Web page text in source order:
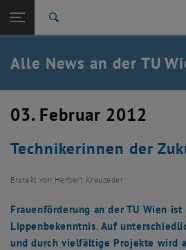
TU Login
Quicklinks
Quicklinks-Menü umschalten
Studium
Karriere
Zurück: Subseiten von TU Wien
Zurück zur letzten Ebene:
TU Wien Startseite
Übersicht
Alle News an der TU
03. Februar 2012
Technikerinnen der
Erstellt von Herbert Kreuzeder
Frauenförderung an der TU Wien
Lippenbekenntnis. Auf
und durch vielfältige Projekte wird